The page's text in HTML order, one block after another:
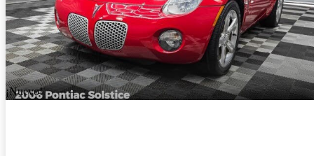
¡Nuevo!